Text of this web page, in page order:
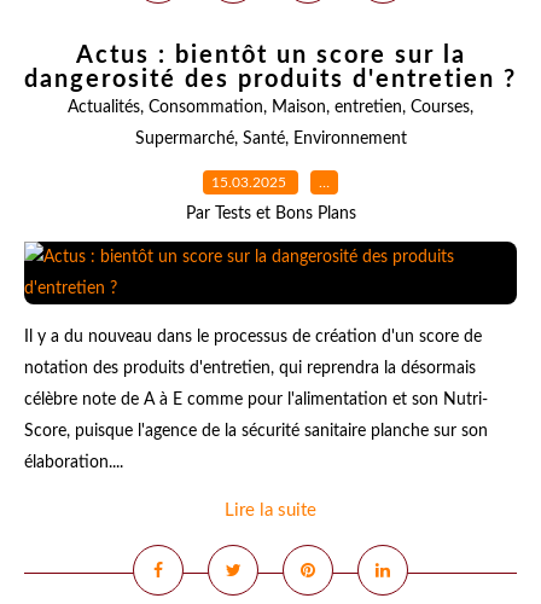
Actus : bientôt un score sur la
dangerosité des produits d'entretien ?
Actualités, Consommation, Maison, entretien, Courses,
Supermarché, Santé, Environnement
15.03.2025 …
Par Tests et Bons Plans
Il y a du nouveau dans le processus de création d'un score de
notation des produits d'entretien, qui reprendra la désormais
célèbre note de A à E comme pour l'alimentation et son Nutri-
Score, puisque l'agence de la sécurité sanitaire planche sur son
élaboration....
Lire la suite